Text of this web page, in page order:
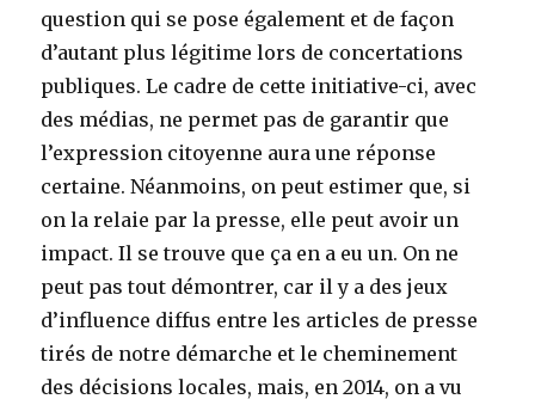
question qui se pose également et de façon
d’autant plus légitime lors de concertations
publiques. Le cadre de cette initiative-ci, avec
des médias, ne permet pas de garantir que
l’expression citoyenne aura une réponse
certaine. Néanmoins, on peut estimer que, si
on la relaie par la presse, elle peut avoir un
impact. Il se trouve que ça en a eu un. On ne
peut pas tout démontrer, car il y a des jeux
d’influence diffus entre les articles de presse
tirés de notre démarche et le cheminement
des décisions locales, mais, en 2014, on a vu